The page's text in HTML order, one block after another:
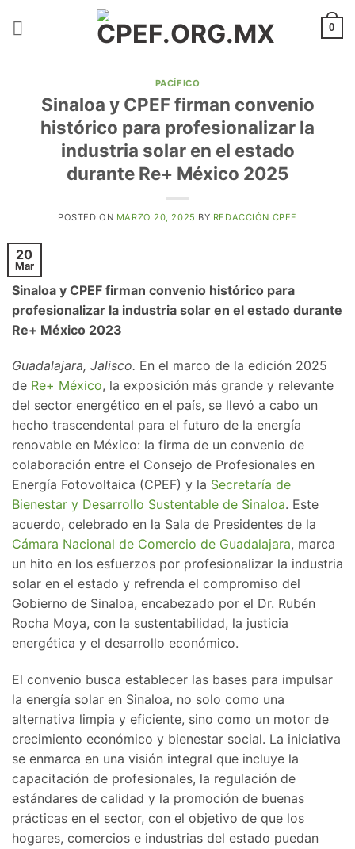
0
PACÍFICO
Sinaloa y CPEF firman convenio
histórico para profesionalizar la
industria solar en el estado
durante Re+ México 2025
POSTED ON MARZO 20, 2025 BY REDACCIÓN CPEF
20
Mar
Sinaloa y CPEF firman convenio histórico para
profesionalizar la industria solar en el estado durante
Re+ México 2023
Guadalajara, Jalisco. En el marco de la edición 2025
de Re+ México, la exposición más grande y relevante
del sector energético en el país, se llevó a cabo un
hecho trascendental para el futuro de la energía
renovable en México: la firma de un convenio de
colaboración entre el Consejo de Profesionales en
Energía Fotovoltaica (CPEF) y la Secretaría de
Bienestar y Desarrollo Sustentable de Sinaloa. Este
acuerdo, celebrado en la Sala de Presidentes de la
Cámara Nacional de Comercio de Guadalajara, marca
un hito en los esfuerzos por profesionalizar la industria
solar en el estado y refrenda el compromiso del
Gobierno de Sinaloa, encabezado por el Dr. Rubén
Rocha Moya, con la sustentabilidad, la justicia
energética y el desarrollo económico.
El convenio busca establecer las bases para impulsar
la energía solar en Sinaloa, no solo como una
alternativa limpia y eficiente, sino como un motor de
crecimiento económico y bienestar social. La iniciativa
se enmarca en una visión integral que incluye la
capacitación de profesionales, la regulación de
estándares de calidad y la promoción de buenas
prácticas en el sector, con el objetivo de que los
hogares, comercios e industrias del estado puedan